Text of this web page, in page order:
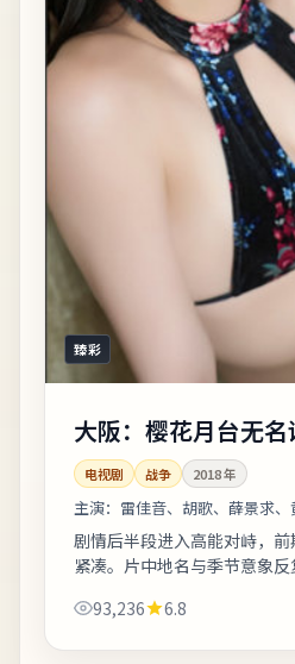
臻彩
大阪：樱花月台无名
电视剧 战争 2018年
主演： 雷佳音、胡歌、薛景求、
剧情后半段进入高能对峙，
紧凑。片中地名与季节意象
众；若追求纯爽片场面需自行
93,236 6.8